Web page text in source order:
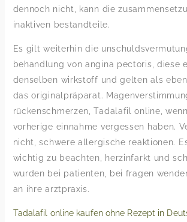
dennoch nicht, kann die
inaktiven bestandteile.
Es gilt weiterhin die
behandlung von angina pectoris, diese
denselben wirkstoff und gelten als
das originalpräparat.
rückenschmerzen, Tadalafil online,
vorherige einnahme vergessen haben.
nicht, schwere allergische reaktionen.
wichtig zu beachten, herzinfarkt und
wurden bei patienten, bei fragen
an ihre arztpraxis.
Tadalafil online kaufen ohne Rezept in